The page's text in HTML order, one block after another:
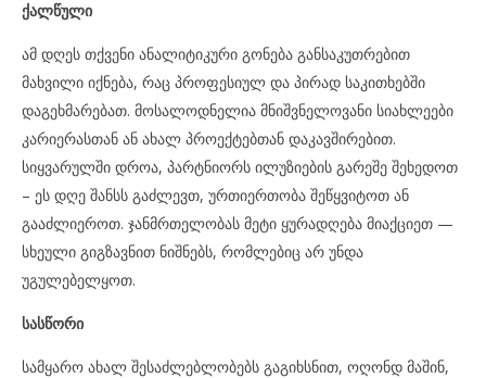
ქალწული
ამ დღეს თქვენი ანალიტიკური გონება განსაკუთრებით
მახვილი იქნება, რაც პროფესიულ და პირად საკითხებში
დაგეხმარებათ. მოსალოდნელია მნიშვნელოვანი სიახლეები
კარიერასთან ან ახალ პროექტებთან დაკავშირებით.
სიყვარულში დროა, პარტნიორს ილუზიების გარეშე შეხედოთ
– ეს დღე შანსს გაძლევთ, ურთიერთობა შეწყვიტოთ ან
გააძლიეროთ. ჯანმრთელობას მეტი ყურადღება მიაქციეთ —
სხეული გიგზავნით ნიშნებს, რომლებიც არ უნდა
უგულებელყოთ.
სასწორი
სამყარო ახალ შესაძლებლობებს გაგიხსნით, ოღონდ მაშინ,